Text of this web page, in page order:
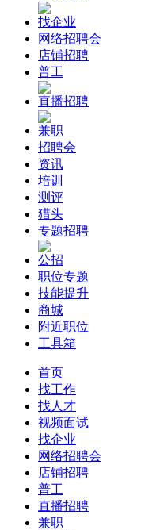
找企业
网络招聘会
店铺招聘
普工
直播招聘
兼职
招聘会
资讯
培训
测评
猎头
专题招聘
公招
职位专题
技能提升
商城
附近职位
工具箱
首页
找工作
找人才
视频面试
找企业
网络招聘会
店铺招聘
普工
直播招聘
兼职